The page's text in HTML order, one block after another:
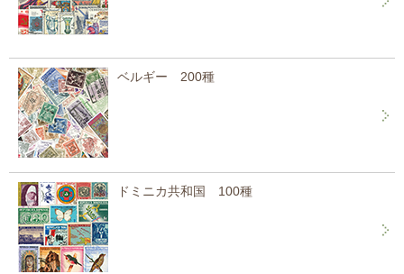
ベルギー 200種
ドミニカ共和国 100種